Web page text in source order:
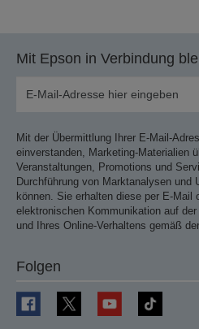
Mit Epson in Verbindung
Mit der Übermittlung Ihrer E-Mail-
einverstanden, Marketing-Materialien
Veranstaltungen, Promotions und
Durchführung von Marktanalysen und
können. Sie erhalten diese per E-Mail
elektronischen Kommunikation auf
und Ihres Online-Verhaltens gemäß der
Folgen